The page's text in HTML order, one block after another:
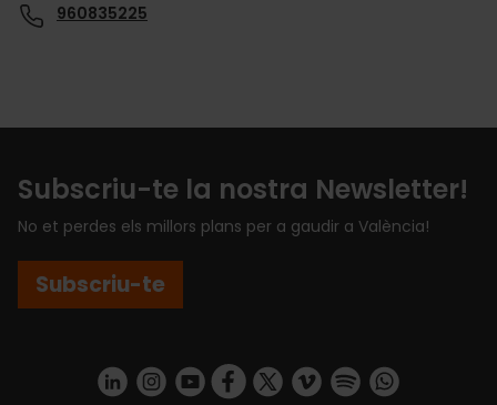
960835225
Subscriu-te la nostra Newsletter!
No et perdes els millors plans per a gaudir a València!
Subscriu-te
https://www.linkedin.com/company/turismo-valencia/mycompany/
https://www.instagram.com/visit_valencia/
https://www.youtube.com/user/
https://www.facebook.com/
https://twitter.com/
https://vimeo.com/
https://https://api.whatsapp.com/